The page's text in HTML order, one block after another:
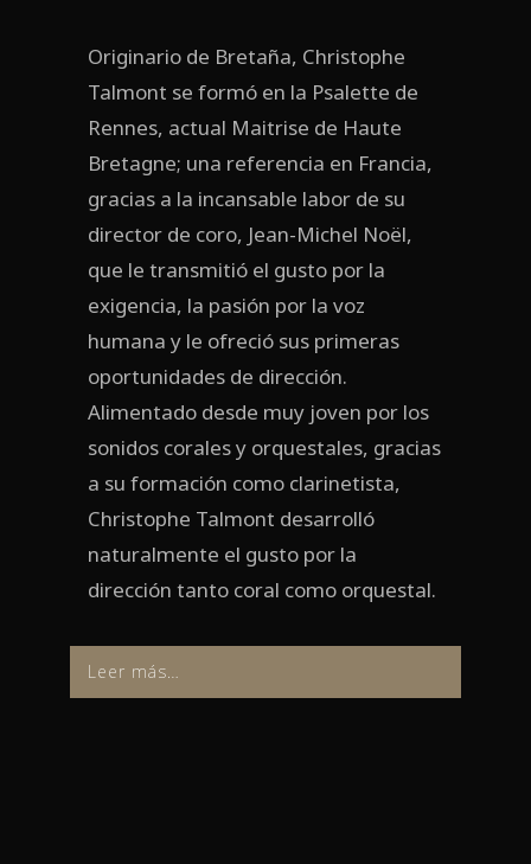
Originario de Bretaña, Christophe
Talmont se formó en la Psalette de
Rennes, actual Maitrise de Haute
Bretagne; una referencia en Francia,
gracias a la incansable labor de su
director de coro, Jean-Michel Noël,
que le transmitió el gusto por la
exigencia, la pasión por la voz
humana y le ofreció sus primeras
oportunidades de dirección.
Alimentado desde muy joven por los
sonidos corales y orquestales, gracias
a su formación como clarinetista,
Christophe Talmont desarrolló
naturalmente el gusto por la
dirección tanto coral como orquestal.
Leer más…